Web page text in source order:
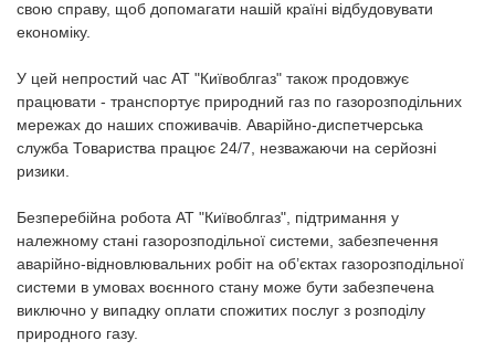
свою справу, щоб допомагати нашій країні відбудовувати
економіку.
У цей непростий час АТ "Київоблгаз" також продовжує
працювати - транспортує природний газ по газорозподільних
мережах до наших споживачів. Аварійно-диспетчерська
служба Товариства працює 24/7, незважаючи на серйозні
ризики.
Безперебійна робота АТ "Київоблгаз", підтримання у
належному стані газорозподільної системи, забезпечення
аварійно-відновлювальних робіт на об’єктах газорозподільної
системи в умовах воєнного стану може бути забезпечена
виключно у випадку оплати спожитих послуг з розподілу
природного газу.